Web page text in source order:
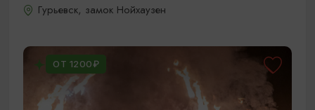
Гурьевск, замок Нойхаузен
ОТ 1200₽